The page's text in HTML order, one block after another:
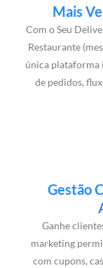
Mais
Com o Seu
Restaurante
única
de pedidos,
Gestão
Ganhe
marketing
com cupons,